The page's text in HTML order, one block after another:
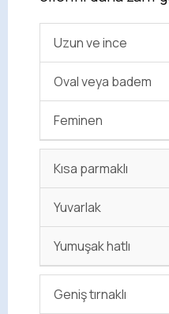
Uzun ve ince
Oval veya badem
Feminen
Kısa parmaklı
Yuvarlak
Yumuşak hatlı
Geniş tırnaklı